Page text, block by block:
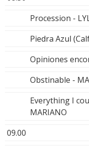
Procession -
Piedra Azul
Opiniones
Obstinable -
Everything I
MARIANO
09.00